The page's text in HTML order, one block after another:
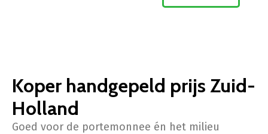
Koper handgepeld prijs Zuid-
Holland
Goed voor de portemonnee én het milieu